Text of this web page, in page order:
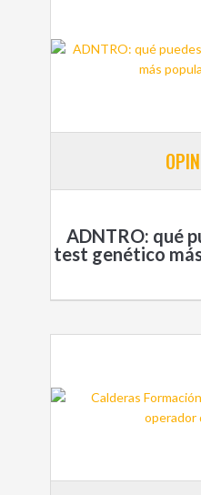
ADNTRO: qué
test genético